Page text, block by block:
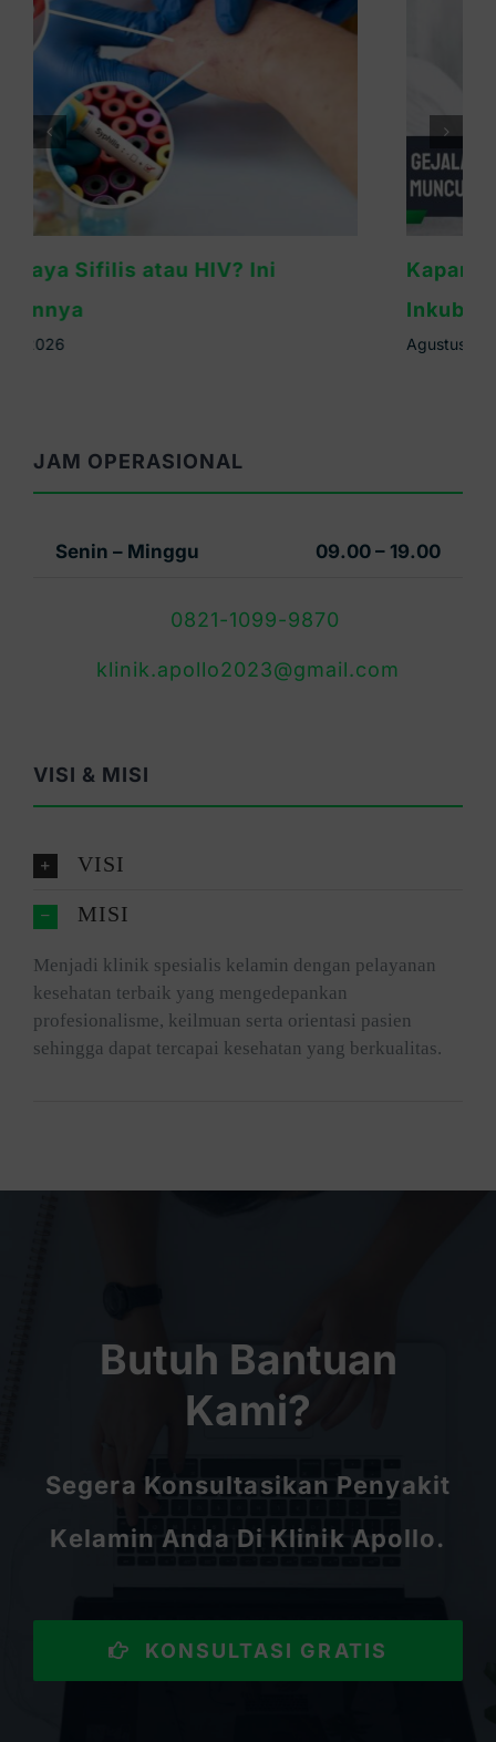
Kapan Gejala Sifilis Muncul? Ini Masa
Inkubasinya
Agustus 5th, 2026
JAM OPERASIONAL
Senin – Minggu 09.00 – 19.00
0821-1099-9870
klinik.apollo2023@gmail.com
VISI & MISI
VISI
MISI
Menjadi klinik spesialis kelamin dengan pelayanan
kesehatan terbaik yang mengedepankan
profesionalisme, keilmuan serta orientasi pasien
sehingga dapat tercapai kesehatan yang berkualitas.
Butuh Bantuan
Kami?
Segera Konsultasikan Penyakit
Kelamin Anda Di Klinik Apollo.
KONSULTASI GRATIS